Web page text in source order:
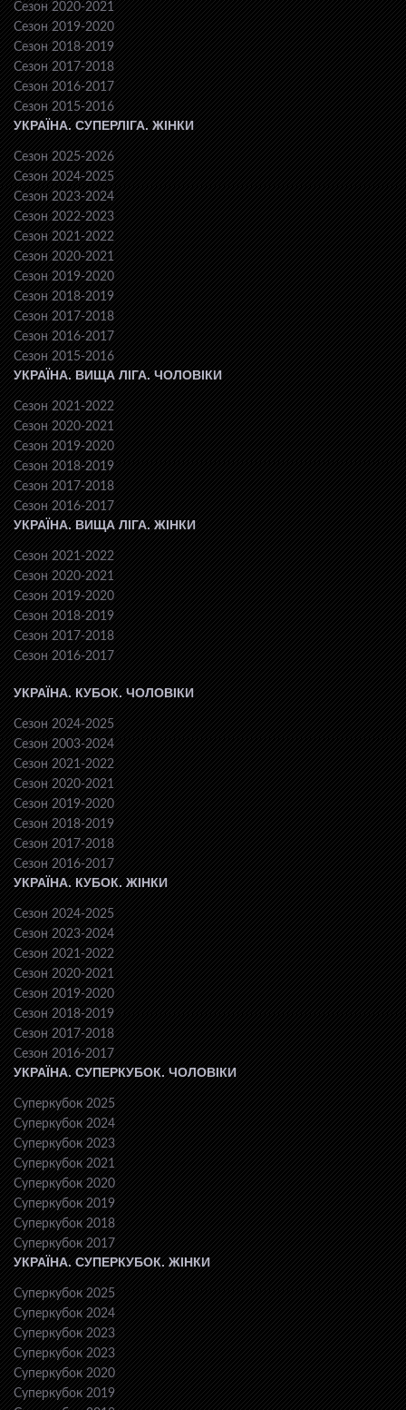
Сезон 2020-2021
Сезон 2019-2020
Сезон 2018-2019
Сезон 2017-2018
Сезон 2016-2017
Сезон 2015-2016
УКРАЇНА. СУПЕРЛІГА. ЖІНКИ
Сезон 2025-2026
Сезон 2024-2025
Сезон 2023-2024
Сезон 2022-2023
Сезон 2021-2022
Сезон 2020-2021
Сезон 2019-2020
Сезон 2018-2019
Сезон 2017-2018
Сезон 2016-2017
Сезон 2015-2016
УКРАЇНА. ВИЩА ЛІГА. ЧОЛОВІКИ
Сезон 2021-2022
Сезон 2020-2021
Сезон 2019-2020
Сезон 2018-2019
Сезон 2017-2018
Сезон 2016-2017
УКРАЇНА. ВИЩА ЛІГА. ЖІНКИ
Сезон 2021-2022
Сезон 2020-2021
Сезон 2019-2020
Сезон 2018-2019
Сезон 2017-2018
Сезон 2016-2017
УКРАЇНА. КУБОК. ЧОЛОВІКИ
Сезон 2024-2025
Сезон 2003-2024
Сезон 2021-2022
Сезон 2020-2021
Сезон 2019-2020
Сезон 2018-2019
Сезон 2017-2018
Сезон 2016-2017
УКРАЇНА. КУБОК. ЖІНКИ
Сезон 2024-2025
Сезон 2023-2024
Сезон 2021-2022
Сезон 2020-2021
Сезон 2019-2020
Сезон 2018-2019
Сезон 2017-2018
Сезон 2016-2017
УКРАЇНА. СУПЕРКУБОК. ЧОЛОВІКИ
Суперкубок 2025
Суперкубок 2024
Суперкубок 2023
Суперкубок 2021
Суперкубок 2020
Суперкубок 2019
Суперкубок 2018
Суперкубок 2017
УКРАЇНА. СУПЕРКУБОК. ЖІНКИ
Суперкубок 2025
Суперкубок 2024
Суперкубок 2023
Суперкубок 2023
Суперкубок 2020
Суперкубок 2019